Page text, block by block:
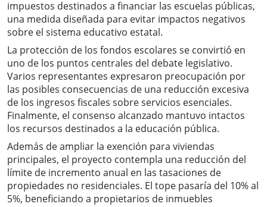
impuestos destinados a financiar las escuelas públicas,
una medida diseñada para evitar impactos negativos
sobre el sistema educativo estatal.
La protección de los fondos escolares se convirtió en
uno de los puntos centrales del debate legislativo.
Varios representantes expresaron preocupación por
las posibles consecuencias de una reducción excesiva
de los ingresos fiscales sobre servicios esenciales.
Finalmente, el consenso alcanzado mantuvo intactos
los recursos destinados a la educación pública.
Además de ampliar la exención para viviendas
principales, el proyecto contempla una reducción del
límite de incremento anual en las tasaciones de
propiedades no residenciales. El tope pasaría del 10% al
5%, beneficiando a propietarios de inmuebles